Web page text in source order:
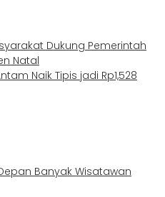
Dukung Pemerintah
Natal
Naik Tipis jadi Rp1,528
Banyak Wisatawan